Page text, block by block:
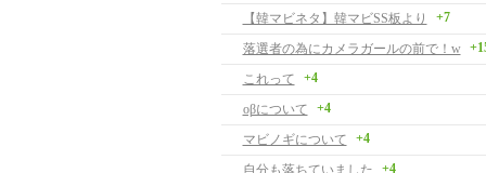
【韓マビネタ】韓マビSS板より
+7
落選者の為にカメラガールの前で！w
これって +4
oβについて +4
マビノギについて +4
自分も落ちていました +4